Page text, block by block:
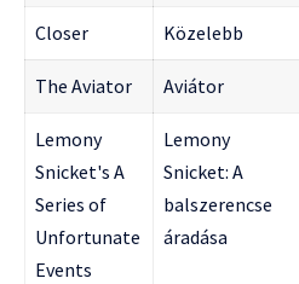
Closer Közelebb
The Aviator Aviátor
Lemony
Snicket's A
Series of
Unfortunate
Events
Lemony
Snicket: A
balszerencse
áradása